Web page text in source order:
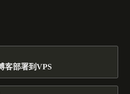
客部署到VPS